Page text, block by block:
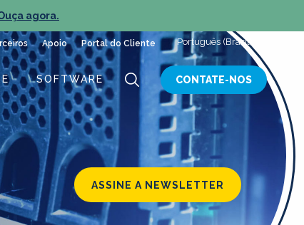
agora.
Apoio Portal do Cliente Português (Brasil)
SOFTWARE CONTATE-NOS
ASSINE A NEWSLETTER